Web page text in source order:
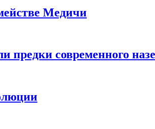
Медичи
предки современного